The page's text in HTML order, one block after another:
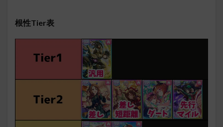
根性Tier表